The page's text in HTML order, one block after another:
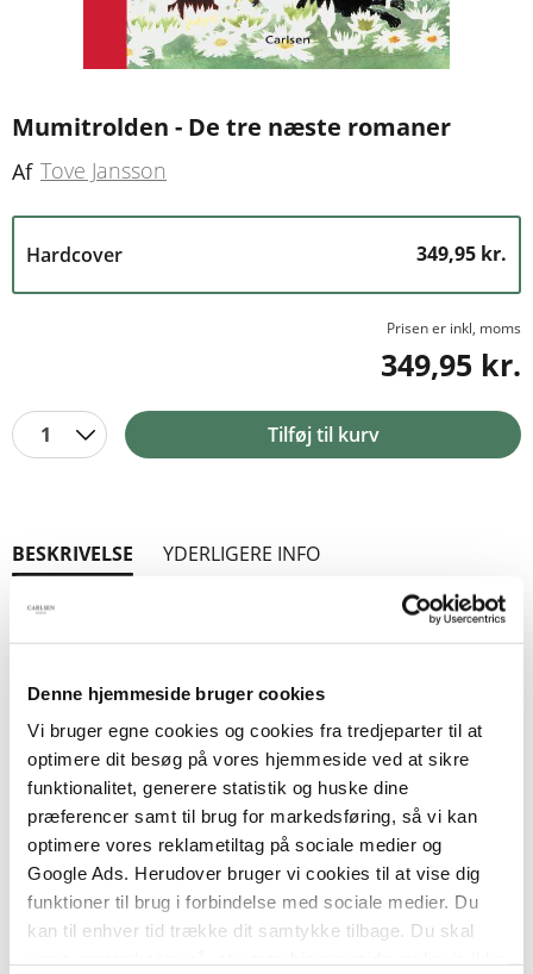
Denne hjemmeside bruger cookies
Vi bruger egne cookies og cookies fra tredjeparter til at
optimere dit besøg på vores hjemmeside ved at sikre
funktionalitet, generere statistik og huske dine
præferencer samt til brug for markedsføring, så vi kan
optimere vores reklametiltag på sociale medier og
Google Ads. Herudover bruger vi cookies til at vise dig
funktioner til brug i forbindelse med sociale medier. Du
kan til enhver tid trække dit samtykke tilbage. Du skal
Mumitrolden - De tre næste romaner
Af Tove Jansson
Hardcover 349,95 kr.
Prisen er inkl, moms
349,95 kr.
1 Tilføj til kurv
BESKRIVELSE YDERLIGERE INFO
Mumifar og Mumidalen lever videre i de tre næste
romaner i Tove Janssons vidunderlige romanserie
fra Mumidalen.
I 1950 udkom “Mumirfars erindringsbog”. Her
afslører Mumifar, at han i virkeligheden er et
hittebarn, født under helt usædvanlige stjerner og
opdraget i Hemulernes strenge børnehjem.
I “Farlig midsommer” fra 1954 rammer en mægtig
flodbølge Mumidalen, og Mumifamiliens elskede